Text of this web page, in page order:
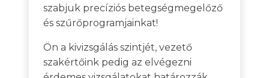
szabjuk precíziós betegségmegelőző
és szűrőprogramjainkat!
Ön a kivizsgálás szintjét, vezető
szakértőink pedig az elvégezni